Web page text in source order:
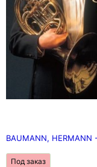
BAUMANN, HERMANN
Под заказ